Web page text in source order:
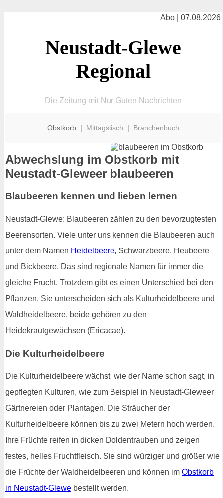
Abo | 07.08.2026
Neustadt-Glewe
Regional
Die Zeitung mit Nur Guten Nachrichten
Obstkorb | Mittagstisch | Branchenbuch
Abwechslung im Obstkorb mit
Neustadt-Gleweer blaubeeren
Blaubeeren kennen und lieben lernen
Neustadt-Glewe: Blaubeeren zählen zu den bevorzugtesten
Beerensorten. Viele unter uns kennen die Blaubeeren auch
unter dem Namen Heidelbeere, Schwarzbeere, Heubeere
und Bickbeere. Das sind regionale Namen für immer die
gleiche Frucht. Trotzdem gibt es einen Unterschied bei den
Pflanzen. Sie unterscheiden sich als Kulturheidelbeere und
Waldheidelbeere, beide gehören zu den
Heidekrautgewächsen (Ericacae).
Die Kulturheidelbeere
Die Kulturheidelbeere wächst, wie der Name schon sagt, in
gepflegten Kulturen, wie zum Beispiel in Neustadt-Gleweer
Gärtnereien oder Plantagen. Die Sträucher der
Kulturheidelbeere können bis zu zwei Metern hoch werden.
Ihre Früchte reifen in dicken Doldentrauben und zeigen
festes, helles Fruchtfleisch. Sie sind würziger und größer wie
die Früchte der Waldheidelbeeren und können im Obstkorb
in Neustadt-Glewe bestellt werden.